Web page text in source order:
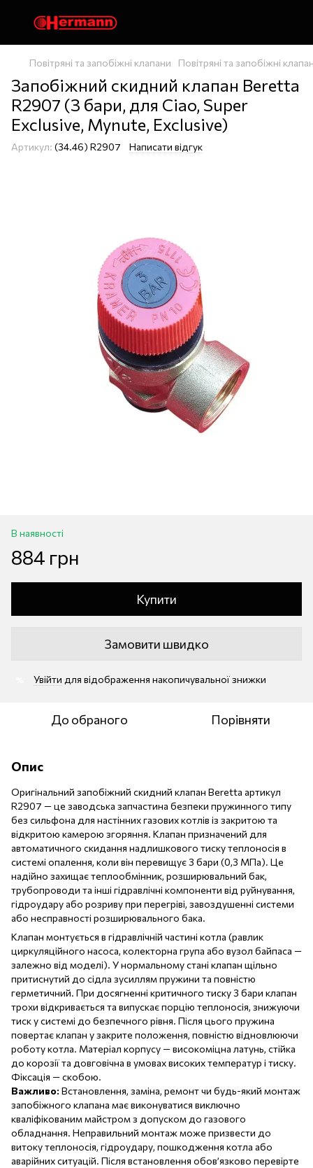
Повітряні та запобіжні клапани Повітряні та запобіжні
Запобіжний скидний клапан Beretta
R2907 (3 бари, для Ciao, Super
Exclusive, Mynute, Exclusive)
Артикул: (34.46) R2907 Написати відгук
В наявності
884 грн
Купити
Замовити швидко
Увійти для відображення накопичувальної знижки
До обраного Порівняти
Опис
Оригінальний запобіжний скидний клапан Beretta артикул
R2907 — це заводська запчастина безпеки пружинного типу
без сильфона для настінних газових котлів із закритою та
відкритою камерою згоряння. Клапан призначений для
автоматичного скидання надлишкового тиску теплоносія в
системі опалення, коли він перевищує 3 бари (0,3 МПа). Це
надійно захищає теплообмінник, розширювальний бак,
трубопроводи та інші гідравлічні компоненти від руйнування,
гідроудару або розриву при перегріві, завоздушенні системи
або несправності розширювального бака.
Клапан монтується в гідравлічній частині котла (равлик
циркуляційного насоса, колекторна група або вузол байпаса —
залежно від моделі). У нормальному стані клапан щільно
притиснутий до сідла зусиллям пружини та повністю
герметичний. При досягненні критичного тиску 3 бари клапан
трохи відкривається та випускає порцію теплоносія, знижуючи
тиск у системі до безпечного рівня. Після цього пружина
повертає клапан у закрите положення, повністю відновлюючи
роботу котла. Матеріал корпусу — високоміцна латунь, стійка
до корозії та довговічна в умовах високих температур і тиску.
Фіксація — скобою.
Важливо: Встановлення, заміна, ремонт чи будь-який монтаж
запобіжного клапана має виконуватися виключно
кваліфікованим майстром з допуском до газового
обладнання. Неправильний монтаж може призвести до
витоку теплоносія, гідроудару, пошкодження котла або
аварійних ситуацій. Після встановлення обов’язково перевірте